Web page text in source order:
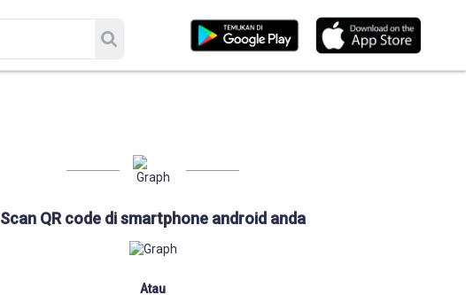
Scan QR code di smartphone android anda
Atau